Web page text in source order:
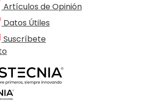
Artículos de Opinión
Datos Útiles
Suscríbete